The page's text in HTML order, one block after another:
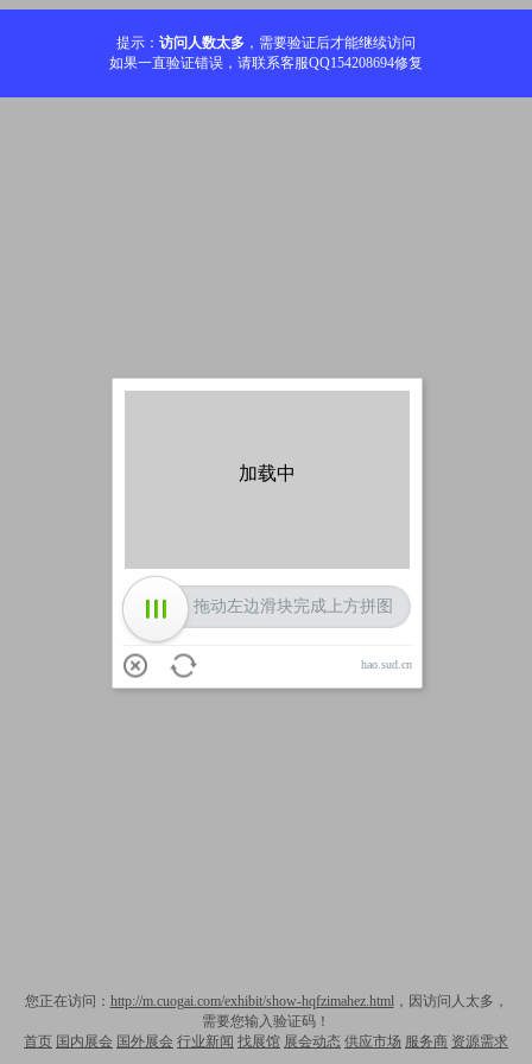
提示： 访问人数太多 ，需要验证后才能继续访问
如果一直验证错误，请联系客服QQ154208694修复
您正在访问： http://m.cuogai.com/exhibit/show-hqfzimahez.html，因访问人太多，
需要您输入验证码！
首页 国内展会 国外展会 行业新闻 找展馆 展会动态 供应市场 服务商 资源需求
加载中
拖动左边滑块完成上方拼图
hao.sud.cn